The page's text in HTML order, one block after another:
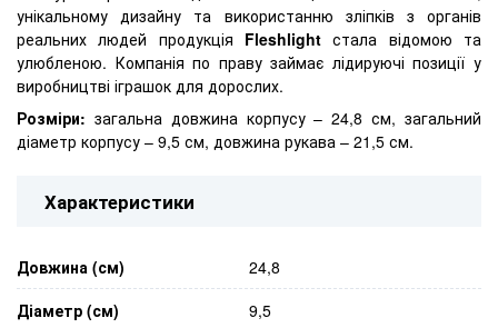
унікальному дизайну та використанню зліпків з органів
реальних людей продукція Fleshlight стала відомою та
улюбленою. Компанія по праву займає лідируючі позиції у
виробництві іграшок для дорослих.
Розміри: загальна довжина корпусу – 24,8 см, загальний
діаметр корпусу – 9,5 см, довжина рукава – 21,5 см.
Характеристики
Довжина (см)
24,8
Діаметр (см)
9,5